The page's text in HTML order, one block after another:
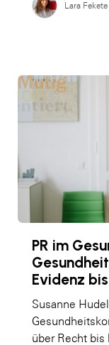
Lara Fekete
PR im
Evidenz
Susanne
über Recht bis